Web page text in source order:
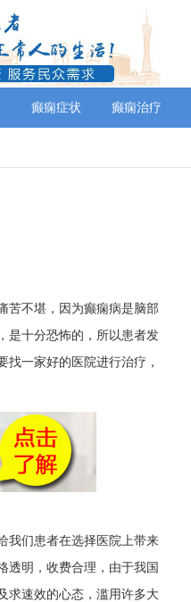
癫痫症状 癫痫治疗
苦不堪，因为癫痫病是脑部
是十分恐怖的，所以患者发
一家好的医院进行治疗，
我们患者在选择医院上带来
透明，收费合理，由于我国
求速效的心态，滥用许多大